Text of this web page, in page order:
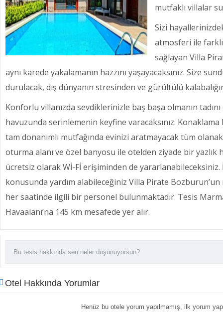
mutfaklı villalar
Sizi
atmosferi ile
sağlayan Villa
aynı karede yakalamanın hazzını yaşayacaksınız. Size
durulacak, dış dünyanın stresinden ve gürültülü
Konforlu villanızda sevdiklerinizle baş başa olmanın tadını
havuzunda serinlemenin keyfine varacaksınız.
tam donanımlı mutfağında evinizi aratmayacak tüm
oturma alanı ve özel banyosu ile otelden ziyade bir yazlık
ücretsiz olarak Wİ-Fİ erişiminden de
konusunda yardım alabileceğiniz Villa Pirate
her saatinde ilgili bir personel bulunmaktadır. Tesis
Havaalanı’na 145 km mesafede yer alır.
Otel Hakkında Yorumlar
Henüz bu otele yorum yapılmamış, ilk yorum